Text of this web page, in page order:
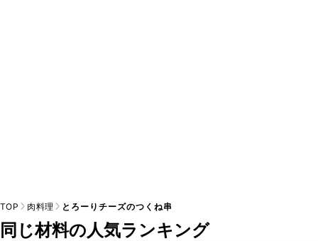
TOP 肉料理 とろーりチーズのつくね串
同じ材料の人気ランキング